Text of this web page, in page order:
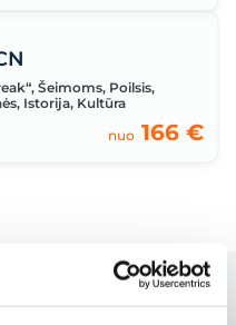
, Šeimoms, Poilsis,
, Istorija, Kultūra
nuo 166 €